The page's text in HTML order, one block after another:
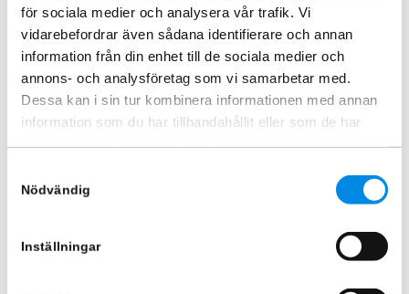
för sociala medier och analysera vår trafik. Vi
vidarebefordrar även sådana identifierare och annan
information från din enhet till de sociala medier och
annons- och analysföretag som vi samarbetar med.
Dessa kan i sin tur kombinera informationen med annan
information som du har tillhandahållit eller som de har
Nödvändig
Inställningar
Lägg i varukorg Lägg i varukorg
Liknande produkter